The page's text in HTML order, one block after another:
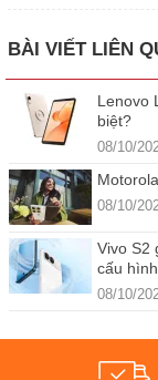
BÀI VIẾT LIÊN
Lenovo
biệt?
08/10/
08/10/
Vivo S2
cấu hình
08/10/